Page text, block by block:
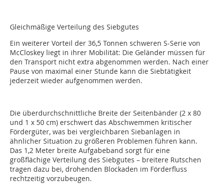
Gleichmäßige Verteilung des Siebgutes
Ein weiterer Vorteil der 36,5 Tonnen schweren S-Serie von
McCloskey liegt in ihrer Mobilität: Die Geländer müssen für
den Transport nicht extra abgenommen werden. Nach einer
Pause von maximal einer Stunde kann die Siebtätigkeit
jederzeit wieder aufgenommen werden.
Die überdurchschnittliche Breite der Seitenbänder (2 x 80
und 1 x 50 cm) erschwert das Abschwemmen kritischer
Fördergüter, was bei vergleichbaren Siebanlagen in
ähnlicher ­Situation zu größeren Problemen führen kann.
Das 1,2 Meter breite Aufgabeband sorgt für eine
großflächige Verteilung des Siebgutes – breitere Rutschen
tragen dazu bei, drohenden Blockaden im Förderfluss
rechtzeitig vorzubeugen.